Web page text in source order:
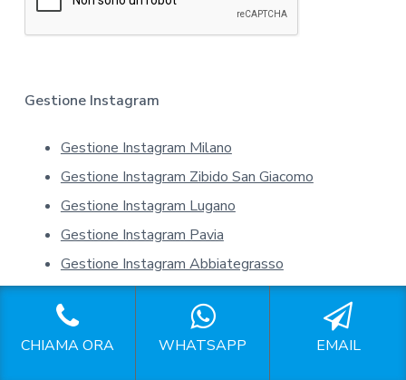
t
a
c
Gestione Instagram
Gestione Instagram Milano
Gestione Instagram Zibido San Giacomo
Gestione Instagram Lugano
Gestione Instagram Pavia
Gestione Instagram Abbiategrasso
Gestione Instagram Aereoporto Linate
Gestione Instagram Aereoporto Malpensa
Gestione Instagram Affori Milano
CHIAMA ORA WHATSAPP EMAIL